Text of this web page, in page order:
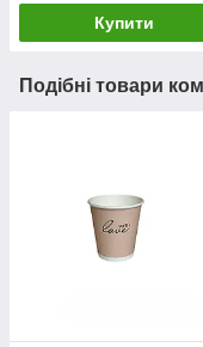
Купити
Подібні товари